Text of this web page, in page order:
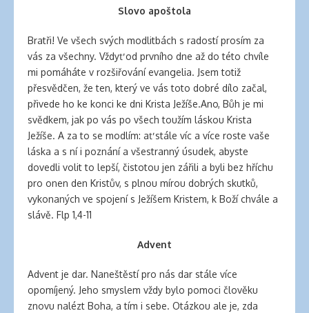
Slovo apoštola
Bratři! Ve všech svých modlitbách s radostí prosím za
vás za všechny. Vždyť od prvního dne až do této chvíle
mi pomáháte v rozšiřování evangelia. Jsem totiž
přesvědčen, že ten, který ve vás toto dobré dílo začal,
přivede ho ke konci ke dni Krista Ježíše.Ano, Bůh je mi
svědkem, jak po vás po všech toužím láskou Krista
Ježíše. A za to se modlím: ať stále víc a více roste vaše
láska a s ní i poznání a všestranný úsudek, abyste
dovedli volit to lepší, čistotou jen zářili a byli bez hříchu
pro onen den Kristův, s plnou mírou dobrých skutků,
vykonaných ve spojení s Ježíšem Kristem, k Boží chvále a
slávě. Flp 1,4-11
Advent
Advent je dar. Naneštěstí pro nás dar stále více
opomíjený. Jeho smyslem vždy bylo pomoci člověku
znovu nalézt Boha, a tím i sebe. Otázkou ale je, zda